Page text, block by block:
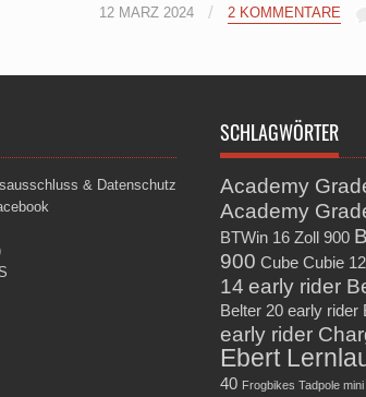
12 MÄRZ 2024 / 2 KOMMENTARE
& Datenschutz
SCHLAGWÖRTER
Academy
Academy
BTWin 16 Zoll 900
900 Cube Cubie
14 early rider
Belter 20 early rider
early rider
Ebert
40 Frogbikes Tadpole mini